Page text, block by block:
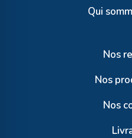
Qui
Nos
Nos
Nos